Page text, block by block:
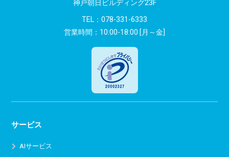
神戸朝日ビルディング23F
TEL： 078-331-6333
営業時間：10:00-18:00 [月～金]
サービス
AIサービス